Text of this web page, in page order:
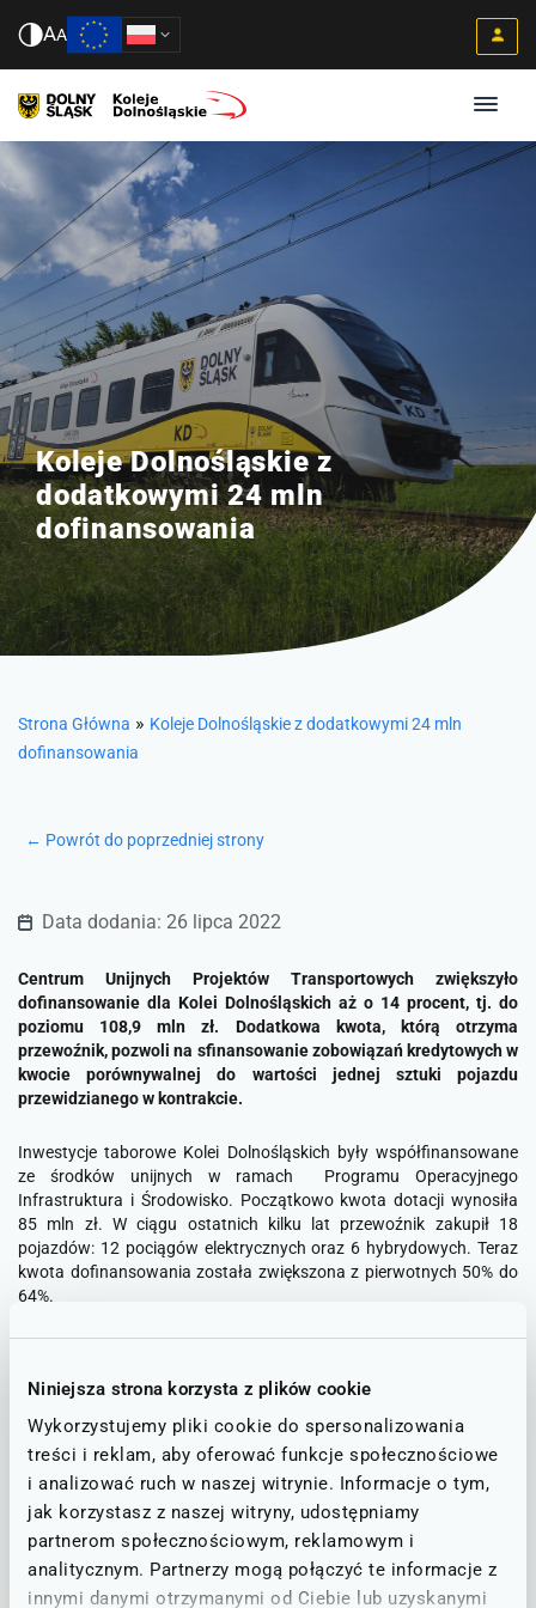
Niniejsza strona korzysta z plików cookie
Wykorzystujemy pliki cookie do spersonalizowania
treści i reklam, aby oferować funkcje społecznościowe
i analizować ruch w naszej witrynie. Informacje o tym,
jak korzystasz z naszej witryny, udostępniamy
partnerom społecznościowym, reklamowym i
analitycznym. Partnerzy mogą połączyć te informacje z
innymi danymi otrzymanymi od Ciebie lub uzyskanymi
AA
Koleje Dolnośląskie z
dodatkowymi 24 mln
dofinansowania
Strona Główna » Koleje Dolnośląskie z dodatkowymi 24 mln
dofinansowania
← Powrót do poprzedniej strony
Data dodania: 26 lipca 2022
Centrum Unijnych Projektów Transportowych zwiększyło
dofinansowanie dla Kolei Dolnośląskich aż o 14 procent, tj. do
poziomu 108,9 mln zł. Dodatkowa kwota, którą otrzyma
przewoźnik, pozwoli na sfinansowanie zobowiązań kredytowych w
kwocie porównywalnej do wartości jednej sztuki pojazdu
przewidzianego w kontrakcie.
Inwestycje taborowe Kolei Dolnośląskich były współfinansowane
ze środków unijnych w ramach Programu Operacyjnego
Infrastruktura i Środowisko. Początkowo kwota dotacji wynosiła
85 mln zł. W ciągu ostatnich kilku lat przewoźnik zakupił 18
pojazdów: 12 pociągów elektrycznych oraz 6 hybrydowych. Teraz
kwota dofinansowania została zwiększona z pierwotnych 50% do
64%.
elastyczny sposób podchodziliśmy do umowy z bankiem, dzięki
temu nie będziemy musieli wykorzystać całości zakontraktowanej
sumy – podkreśla Damian Stawikowski, prezes Kolei
Pozyskane środki wpłyną na dalszy rozwój spółki,
dlatego cieszymy się z pozytywnej decyzji CUPT.
Pozyskane dofinansowanie zostało wykorzystane przez Koleje
Dolnośląskie w projekcie „Aglomeracyjna Kolej Dolnośląska – zakup
taboru kolejowego do obsługi ruchu pasażerskiego we